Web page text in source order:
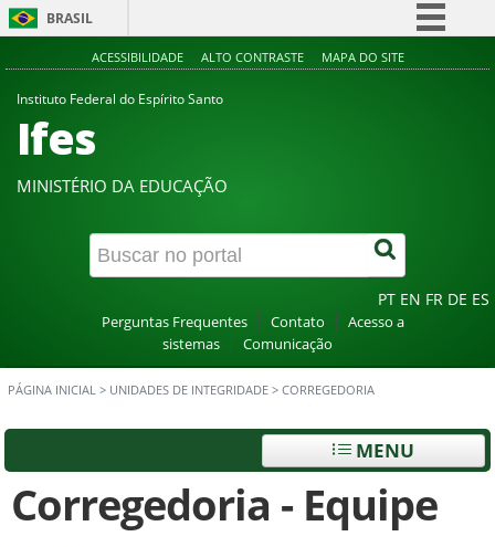
BRASIL
Simplifique!
Canais
ACESSIBILIDADE ALTO CONTRASTE MAPA DO SITE
Instituto Federal do Espírito Santo
Ifes
MINISTÉRIO DA EDUCAÇÃO
PT EN FR DE ES
Perguntas Frequentes Contato
Acesso a
sistemas
Comunicação
PÁGINA INICIAL > UNIDADES DE INTEGRIDADE > CORREGEDORIA
MENU
Corregedoria - Equipe